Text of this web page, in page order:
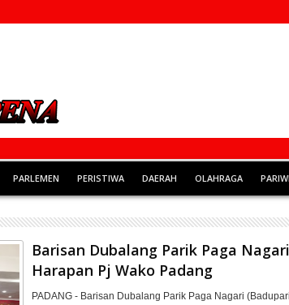
PARLEMEN PERISTIWA DAERAH OLAHRAGA
Barisan Dubalang Parik Paga
Harapan Pj Wako Padang
PADANG - Barisan Dubalang Parik Paga Nagari